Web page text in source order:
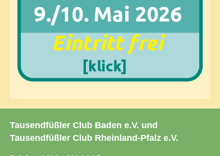
Tausendfüßler Club Baden e.V. und
Tausendfüßler Club Rheinland-Pfalz e.V.